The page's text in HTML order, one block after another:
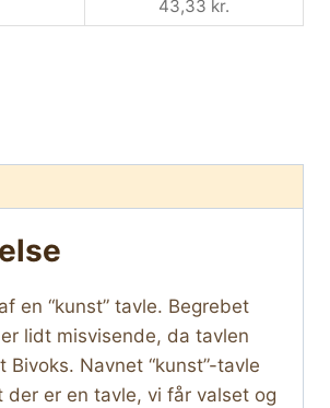
43,33 kr.
en “kunst” tavle. Begrebet
er lidt misvisende, da tavlen
Bivoks. Navnet “kunst”-tavle
der er en tavle, vi får valset og